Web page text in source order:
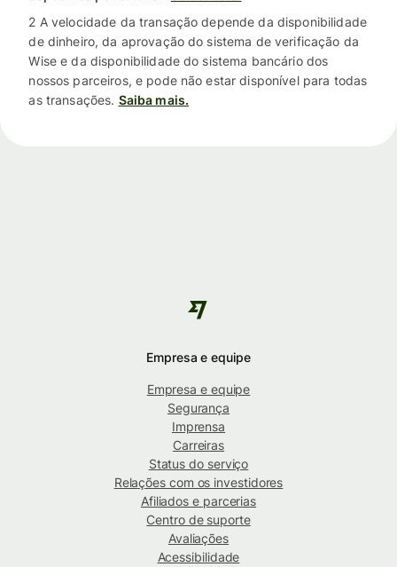
2 A velocidade da transação depende da disponibilidade
de dinheiro, da aprovação do sistema de verificação da
Wise e da disponibilidade do sistema bancário dos
nossos parceiros, e pode não estar disponível para todas
as transações. Saiba mais.
Empresa e equipe
Empresa e equipe
Segurança
Imprensa
Carreiras
Status do serviço
Relações com os investidores
Afiliados e parcerias
Centro de suporte
Avaliações
Acessibilidade